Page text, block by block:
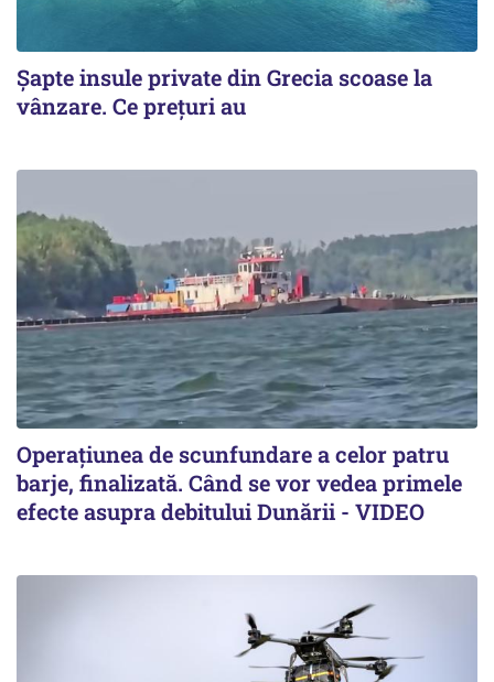
Șapte insule private din Grecia scoase la
vânzare. Ce prețuri au
Operațiunea de scunfundare a celor patru
barje, finalizată. Când se vor vedea primele
efecte asupra debitului Dunării - VIDEO